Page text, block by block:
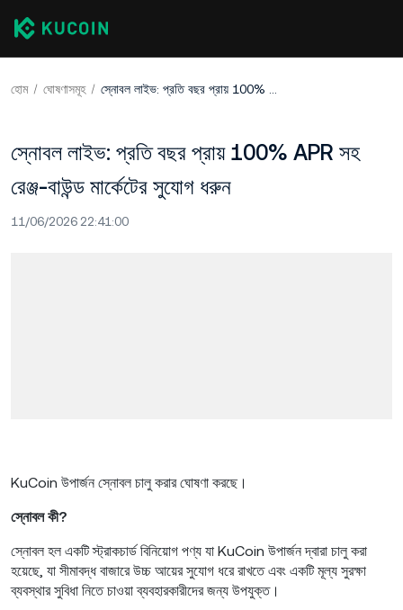
হোম ঘোষণাসমূহ স্নোবল লাইভ: প্রতি বছর প্রায় 100% APR সহ রেঞ্জ-বাউন্ড মার্কেটের সুযোগ ধরুন
স্নোবল লাইভ: প্রতি বছর প্রায় 100% APR সহ
রেঞ্জ-বাউন্ড মার্কেটের সুযোগ ধরুন
11/06/2026 22:41:00
KuCoin উপার্জন স্নোবল চালু করার ঘোষণা করছে।
স্নোবল কী?
স্নোবল হল একটি স্ট্রাকচার্ড বিনিয়োগ পণ্য যা KuCoin উপার্জন দ্বারা চালু করা
হয়েছে, যা সীমাবদ্ধ বাজারে উচ্চ আয়ের সুযোগ ধরে রাখতে এবং একটি মূল্য সুরক্ষা
ব্যবস্থার সুবিধা নিতে চাওয়া ব্যবহারকারীদের জন্য উপযুক্ত।